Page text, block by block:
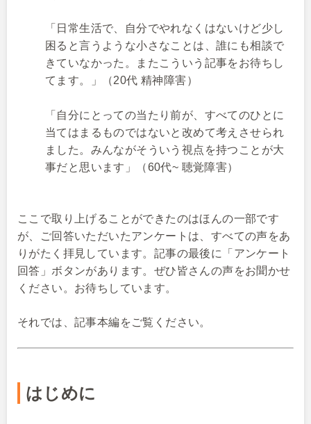
「日常生活で、自分でやれなくはないけど少し
困ると言うような小さなことは、誰にも相談で
きていなかった。またこういう記事をお待ちし
てます。」（20代 精神障害）
「自分にとっての当たり前が、すべてのひとに
当てはまるものではないと改めて考えさせられ
ました。みんながそういう視点を持つことが大
事だと思います」（60代~ 聴覚障害）
ここで取り上げることができたのはほんの一部です
が、ご回答いただいたアンケートは、すべての声をあ
りがたく拝見しています。記事の最後に「アンケート
回答」ボタンがあります。ぜひ皆さんの声をお聞かせ
ください。お待ちしています。
それでは、記事本編をご覧ください。
はじめに